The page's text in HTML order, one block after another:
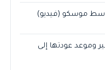
موسكو (فيديو)
عودتها إلى